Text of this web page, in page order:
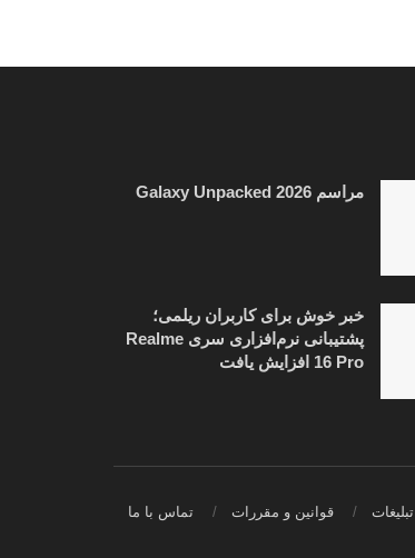
مراسم Galaxy Unpacked 2026
خبر خوش برای کاربران ریلمی؛
پشتیبانی نرم‌افزاری سری Realme
16 Pro افزایش یافت
تبلیغات قوانین و مقررات تماس با ما